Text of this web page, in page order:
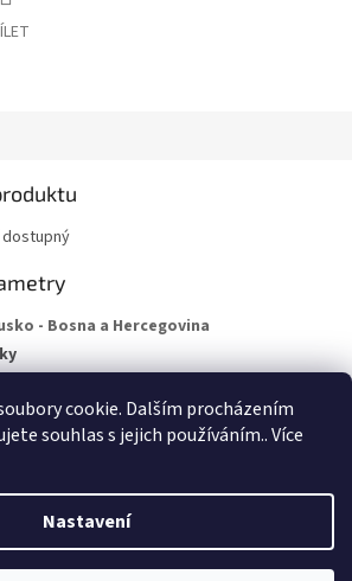
cookie. Dalším procházením
souhlas s jejich používáním.. Více
Nastavení
- Bosna a Hercegovina
Vytvořil Shoptet